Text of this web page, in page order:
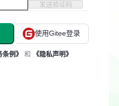
发送验证码
使用Gitee登录
条例》 和 《隐私声明》